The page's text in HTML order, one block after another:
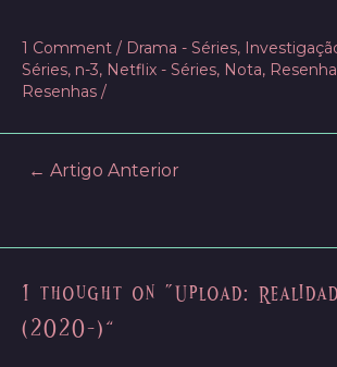
1 Comment / Drama - Séries,
Séries, n-3, Netflix - Séries, Nota,
Resenhas /
Post← Artigo Anterior
1 thought on “Upload:
(2020-)”